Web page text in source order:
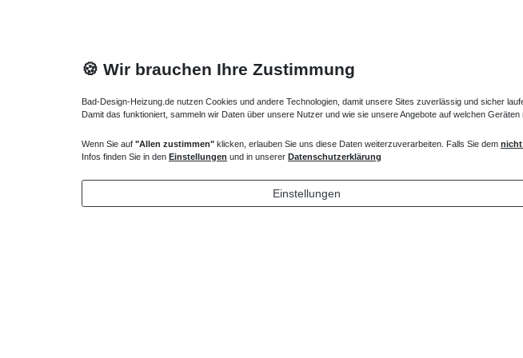
Bodenkonvektor Anschlusssatz Ferneinsteller Unterflurkonvektor Isolierstreifen
*inkl. ges. MwSt.
🍪 Wir brauchen Ihre Zustimmung
Bad-Design-Heizung.de nutzen Cookies und andere Technologien, damit unsere Sites zuverlässig und sicher
Damit das funktioniert, sammeln wir Daten über unsere Nutzer und wie sie unsere Angebote auf welchen Geräten
Wenn Sie auf "Allen zustimmen" klicken, erlauben Sie uns diese Daten weiterzuverarbeiten. Falls Sie dem nicht
Infos finden Sie in den Einstellungen und in unserer Datenschutzerklärung
Einstellungen